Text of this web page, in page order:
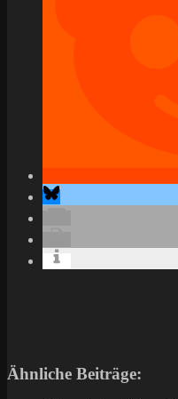
Ähnliche Beiträge: